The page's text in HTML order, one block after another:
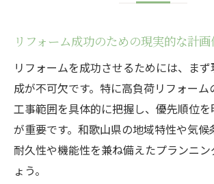
高負荷リフォームの優先費用項
リフォーム費用の現実的な割
ト
施工範囲ごとのリフォーム費
無駄なくリフォーム費用を使
リフォーム成功のための現実的な計
リフォームを成功させるためには、ま
成が不可欠です。特に高負荷リフォーム
工事範囲を具体的に把握し、優先順位を
が重要です。和歌山県の地域特性や気候
耐久性や機能性を兼ね備えたプランニ
ょう。